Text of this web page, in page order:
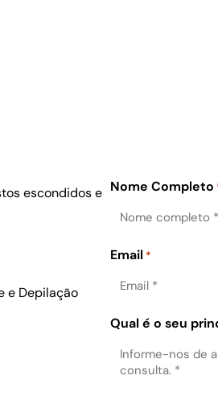
escondidos e
e Depilação
Nome Completo
Email *
Qual é o seu